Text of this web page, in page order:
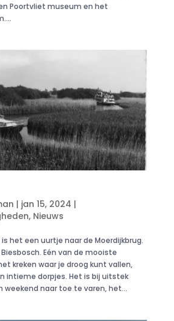
Poortvliet museum en het
| jan 15, 2024 |
, Nieuws
het een uurtje naar de Moerdijkbrug.
Eén van de mooiste
kreken waar je droog kunt vallen,
intieme dorpjes. Het is bij uitstek
weekend naar toe te varen, het...